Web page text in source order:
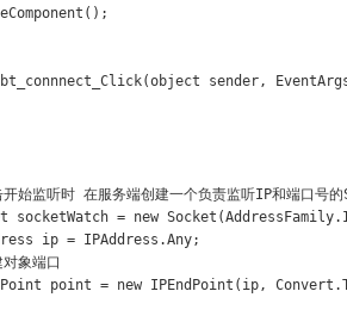
sender,
务端创建一个负责监听IP和端口号的
= new
IPAddress.Any;
口
= new IPEndPoint(ip,